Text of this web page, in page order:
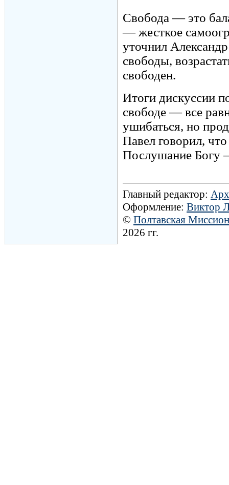
Свобода — это
— жесткое
уточнил
свободы,
свободен.
Итоги дискуссии
свободе — все
ушибаться, но
Павел говорил,
Послушание Богу
Главный редактор:
Оформление: Виктор
© Полтавская
2026 гг.